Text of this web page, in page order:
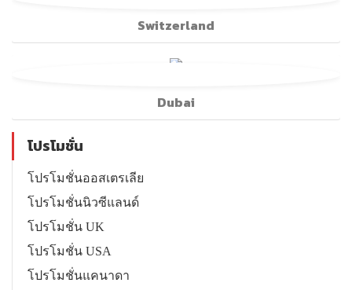
Switzerland
Dubai
โปรโมชั่น
โปรโมชั่นออสเตรเลีย
โปรโมชั่นนิวซีแลนด์
โปรโมชั่น UK
โปรโมชั่น USA
โปรโมชั่นแคนาดา